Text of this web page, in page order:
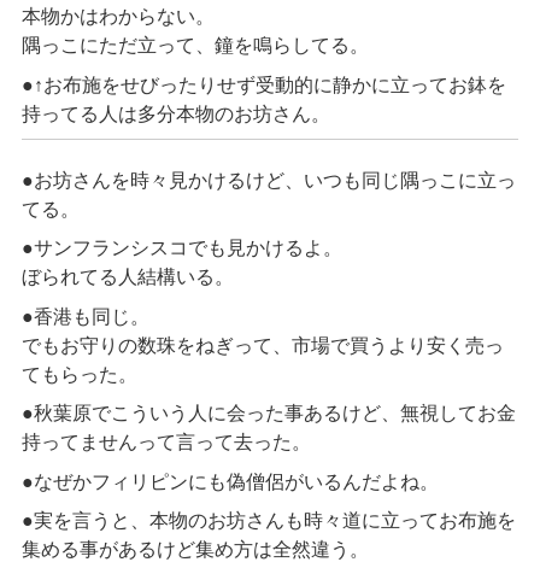
本物かはわからない。
隅っこにただ立って、鐘を鳴らしてる。
●↑お布施をせびったりせず受動的に静かに立ってお鉢を
持ってる人は多分本物のお坊さん。
●お坊さんを時々見かけるけど、いつも同じ隅っこに立っ
てる。
●サンフランシスコでも見かけるよ。
ぼられてる人結構いる。
●香港も同じ。
でもお守りの数珠をねぎって、市場で買うより安く売っ
てもらった。
●秋葉原でこういう人に会った事あるけど、無視してお金
持ってませんって言って去った。
●なぜかフィリピンにも偽僧侶がいるんだよね。
●実を言うと、本物のお坊さんも時々道に立ってお布施を
集める事があるけど集め方は全然違う。